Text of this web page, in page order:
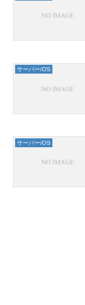
サーバー/OS
サーバー/OS